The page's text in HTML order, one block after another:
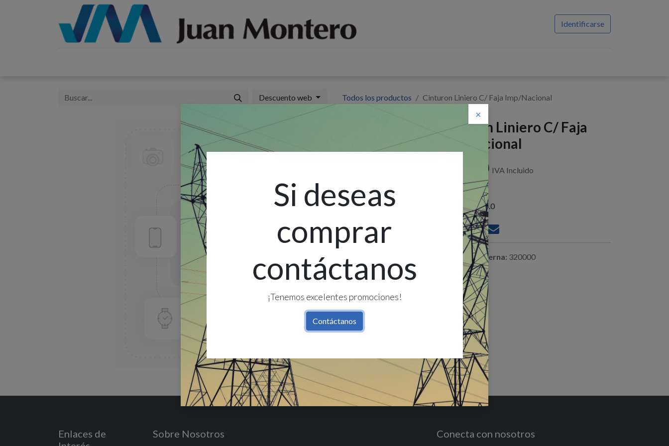
Identificarse
×
Si deseas
comprar
contáctanos
¡Tenemos excelentes promociones!
Contáctanos
Descuento web Todos los productos Cinturon Liniero C/ Faja Imp/Nacional
Cinturon Liniero C/ Faja
Imp/Nacional
144,90 IVA Incluido
Existencias : 14.0
Referencia interna: 320000
Enlaces de
Sobre Nosotros Conecta con nosotros